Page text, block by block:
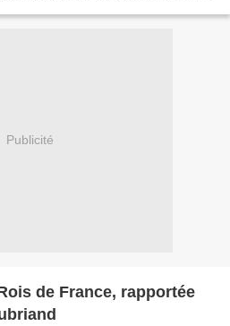
Publicité
de France, rapportée